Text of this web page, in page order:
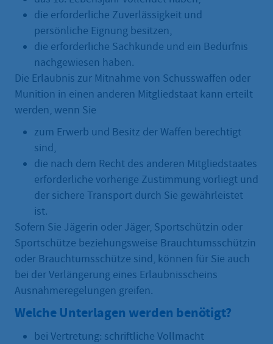
die erforderliche Zuverlässigkeit und
persönliche Eignung besitzen,
die erforderliche Sachkunde und ein Bedürfnis
nachgewiesen haben.
Die Erlaubnis zur Mitnahme von Schusswaffen oder
Munition in einen anderen Mitgliedstaat kann erteilt
werden, wenn Sie
zum Erwerb und Besitz der Waffen berechtigt
sind,
die nach dem Recht des anderen Mitgliedstaates
erforderliche vorherige Zustimmung vorliegt und
der sichere Transport durch Sie gewährleistet
ist.
Sofern Sie Jägerin oder Jäger, Sportschützin oder
Sportschütze beziehungsweise Brauchtumsschützin
oder Brauchtumsschütze sind, können für Sie auch
bei der Verlängerung eines Erlaubnisscheins
Ausnahmeregelungen greifen.
Welche Unterlagen werden benötigt?
bei Vertretung: schriftliche Vollmacht